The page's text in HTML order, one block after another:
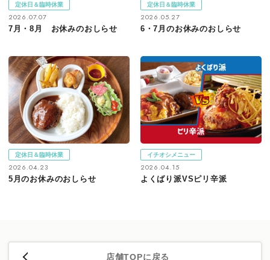
定休日＆臨時休業
2026.07.07
7月・8月 お休みのおしらせ
定休日＆臨時休業
2026.05.27
6・7月のお休みのおしらせ
定休日＆臨時休業
2026.04.23
5月のお休みのおしらせ
イチオシメニュー
2026.04.15
よくばり派VSピリ辛派
店舗TOPに戻る